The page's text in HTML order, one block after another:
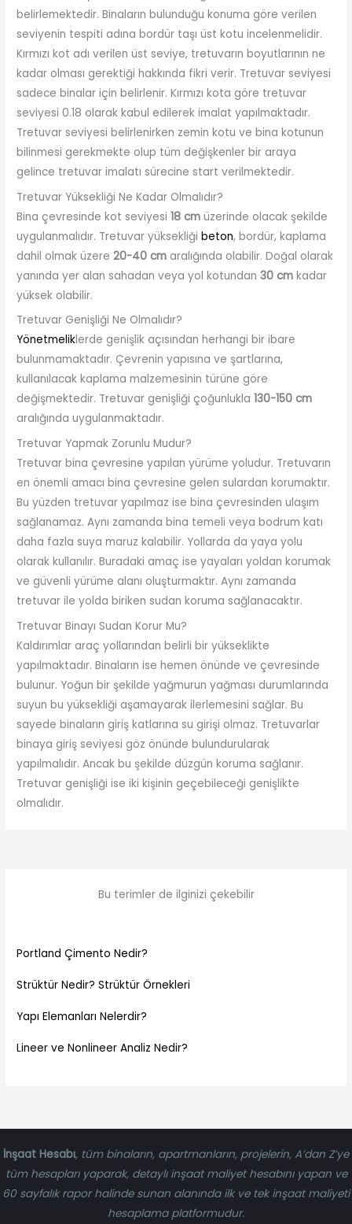
belirlemektedir. Binaların bulunduğu konuma göre verilen
seviyenin tespiti adına bordür taşı üst kotu incelenmelidir.
Kırmızı kot adı verilen üst seviye, tretuvarın boyutlarının ne
kadar olması gerektiği hakkında fikri verir. Tretuvar seviyesi
sadece binalar için belirlenir. Kırmızı kota göre tretuvar
seviyesi 0.18 olarak kabul edilerek imalat yapılmaktadır.
Tretuvar seviyesi belirlenirken zemin kotu ve bina kotunun
bilinmesi gerekmekte olup tüm değişkenler bir araya
gelince tretuvar imalatı sürecine start verilmektedir.
Tretuvar Yüksekliği Ne Kadar Olmalıdır?
Bina çevresinde kot seviyesi18 cm üzerinde olacak şekilde
uygulanmalıdır. Tretuvar yüksekliğibeton, bordür, kaplama
dahil olmak üzere20-40 cm aralığında olabilir. Doğal olarak
yanında yer alan sahadan veya yol kotundan30 cm kadar
yüksek olabilir.
Tretuvar Genişliği Ne Olmalıdır?
Yönetmeliklerde genişlik açısından herhangi bir ibare
bulunmamaktadır. Çevrenin yapısına ve şartlarına,
kullanılacak kaplama malzemesinin türüne göre
değişmektedir. Tretuvar genişliği çoğunlukla130-150 cm
aralığında uygulanmaktadır.
Tretuvar Yapmak Zorunlu Mudur?
Tretuvar bina çevresine yapılan yürüme yoludur. Tretuvarın
en önemli amacı bina çevresine gelen sulardan korumaktır.
Bu yüzden tretuvar yapılmaz ise bina çevresinden ulaşım
sağlanamaz. Aynı zamanda bina temeli veya bodrum katı
daha fazla suya maruz kalabilir. Yollarda da yaya yolu
olarak kullanılır. Buradaki amaç ise yayaları yoldan korumak
ve güvenli yürüme alanı oluşturmaktır. Aynı zamanda
tretuvar ile yolda biriken sudan koruma sağlanacaktır.
Tretuvar Binayı Sudan Korur Mu?
Kaldırımlar araç yollarından belirli bir yükseklikte
yapılmaktadır. Binaların ise hemen önünde ve çevresinde
bulunur. Yoğun bir şekilde yağmurun yağması durumlarında
suyun bu yüksekliği aşamayarak ilerlemesini sağlar. Bu
sayede binaların giriş katlarına su girişi olmaz. Tretuvarlar
binaya giriş seviyesi göz önünde bulundurularak
yapılmalıdır. Ancak bu şekilde düzgün koruma sağlanır.
Tretuvar genişliği ise iki kişinin geçebileceği genişlikte
olmalıdır.
Bu terimler de ilginizi çekebilir
Portland Çimento Nedir?
Strüktür Nedir? Strüktür Örnekleri
Yapı Elemanları Nelerdir?
Lineer ve Nonlineer Analiz Nedir?
İnşaat Hesabı, tüm binaların, apartmanların, projelerin, A’dan Z’ye
tüm hesapları yaparak, detaylı inşaat maliyet hesabını yapan ve
60 sayfalık rapor halinde sunan alanında ilk ve tek inşaat maliyeti
hesaplama platformudur.